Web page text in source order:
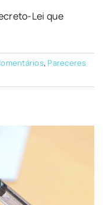
Lei que
, Pareceres